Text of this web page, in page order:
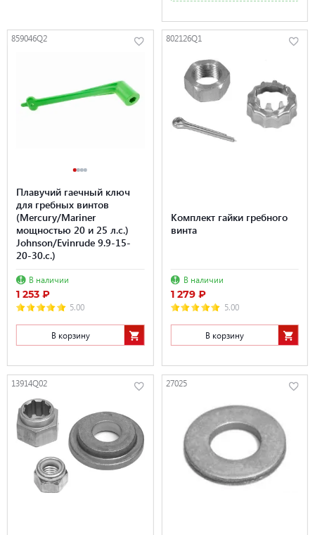
859046Q2
Плавучий гаечный ключ
для гребных винтов
(Mercury/Mariner
мощностью 20 и 25 л.с.)
Johnson/Evinrude 9.9-15-
20-30.с.)
В наличии
1 253 ₽
5.00
В корзину
802126Q1
Комплект гайки гребного
винта
В наличии
1 279 ₽
5.00
В корзину
13914Q02 27025